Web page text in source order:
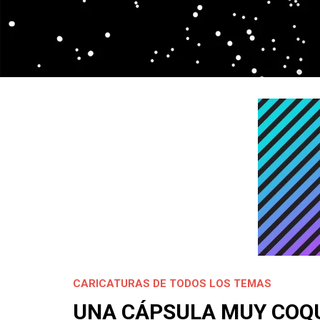
CARICATURAS DE TODOS LOS TEMAS
UNA CÁPSULA MUY